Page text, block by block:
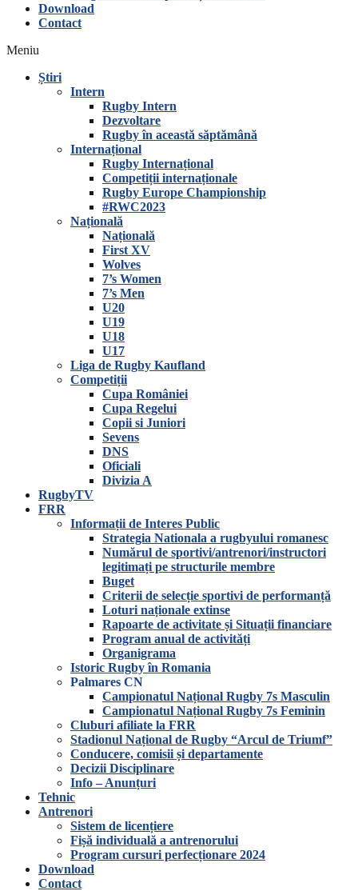
Download
Contact
Meniu
Știri
Intern
Rugby Intern
Dezvoltare
Rugby în această săptămână
Internațional
Rugby Internațional
Competiții internaționale
Rugby Europe Championship
#RWC2023
Națională
Națională
First XV
Wolves
7’s Women
7’s Men
U20
U19
U18
U17
Liga de Rugby Kaufland
Competiții
Cupa României
Cupa Regelui
Copii si Juniori
Sevens
DNS
Oficiali
Divizia A
RugbyTV
FRR
Informații de Interes Public
Strategia Nationala a rugbyului romanesc
Numărul de sportivi/antrenori/instructori
legitimați pe structurile membre
Buget
Criterii de selecție sportivi de performanță
Loturi naționale extinse
Rapoarte de activitate și Situații financiare
Program anual de activități
Organigrama
Istoric Rugby în Romania
Palmares CN
Campionatul Național Rugby 7s Masculin
Campionatul Național Rugby 7s Feminin
Cluburi afiliate la FRR
Stadionul Național de Rugby “Arcul de Triumf”
Conducere, comisii și departamente
Decizii Disciplinare
Info – Anunțuri
Tehnic
Antrenori
Sistem de licențiere
Fișă individuală a antrenorului
Program cursuri perfecționare 2024
Download
Contact